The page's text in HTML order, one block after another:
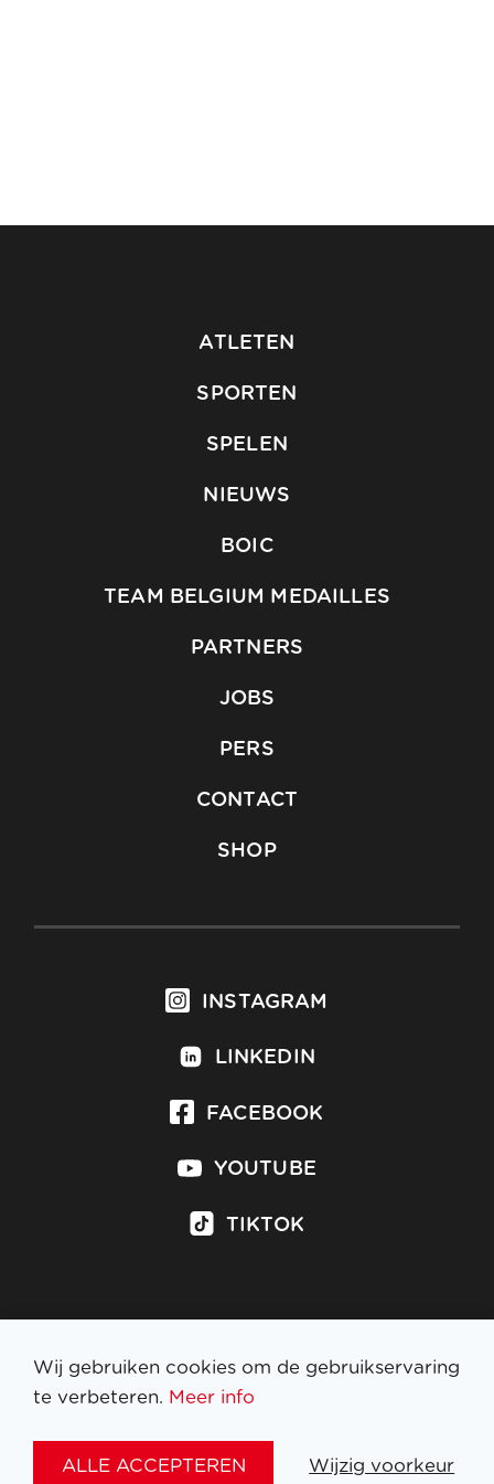
ATLETEN
SPORTEN
SPELEN
NIEUWS
BOIC
TEAM BELGIUM MEDAILLES
PARTNERS
JOBS
PERS
CONTACT
SHOP
INSTAGRAM
LINKEDIN
FACEBOOK
YOUTUBE
TIKTOK
Inschrijven op nieuwsbrief
Wij gebruiken cookies om de gebruikservaring
te verbeteren. Meer info
ALLE ACCEPTEREN Wijzig voorkeur